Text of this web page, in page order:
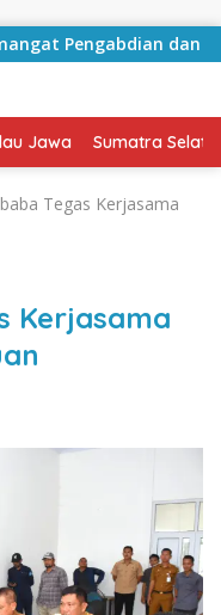
dan
Jawa Sumatra
Tegas Kerjasama
Kerjasama